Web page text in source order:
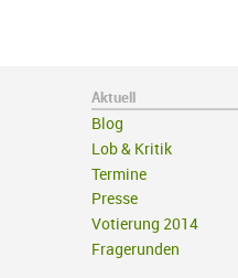
Aktuell
Blog
Lob & Kritik
Termine
Presse
Votierung 2014
Fragerunden